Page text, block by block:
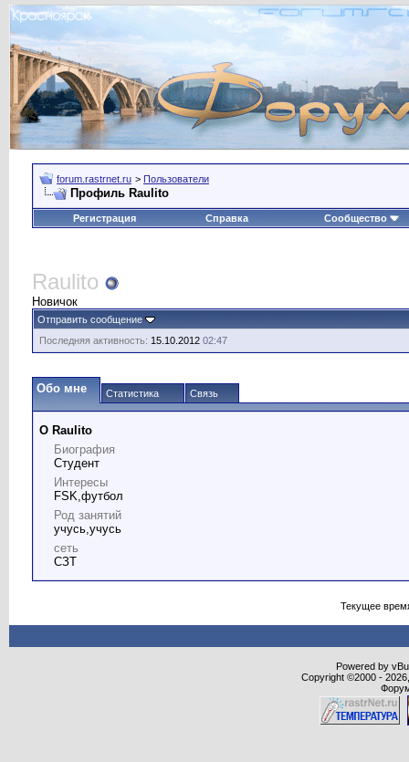
forum.rastrnet.ru > Пользователи
Профиль Raulito
Регистрация Справка Сообщество
Raulito
Новичок
Отправить сообщение
Последняя активность: 15.10.2012 02:47
Обо мне Статистика Связь
О Raulito
Биография
Студент
Интересы
FSK,футбол
Род занятий
учусь,учусь
сеть
СЗТ
Текущее
Powered by
Copyright ©2000 -